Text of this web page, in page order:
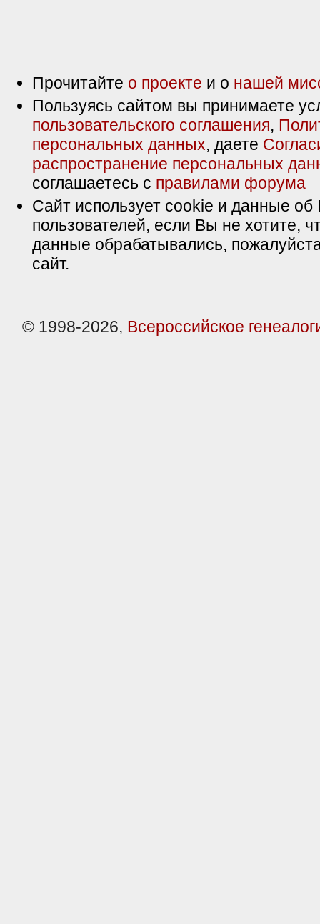
Прочитайте о проекте и о нашей
Пользуясь сайтом вы принимаете
пользовательского соглашения,
персональных данных, даете
распространение персональных
соглашаетесь с правилами форума
Сайт использует cookie и данные об
пользователей, если Вы не хотите,
данные обрабатывались,
сайт.
© 1998-2026, Всероссийское